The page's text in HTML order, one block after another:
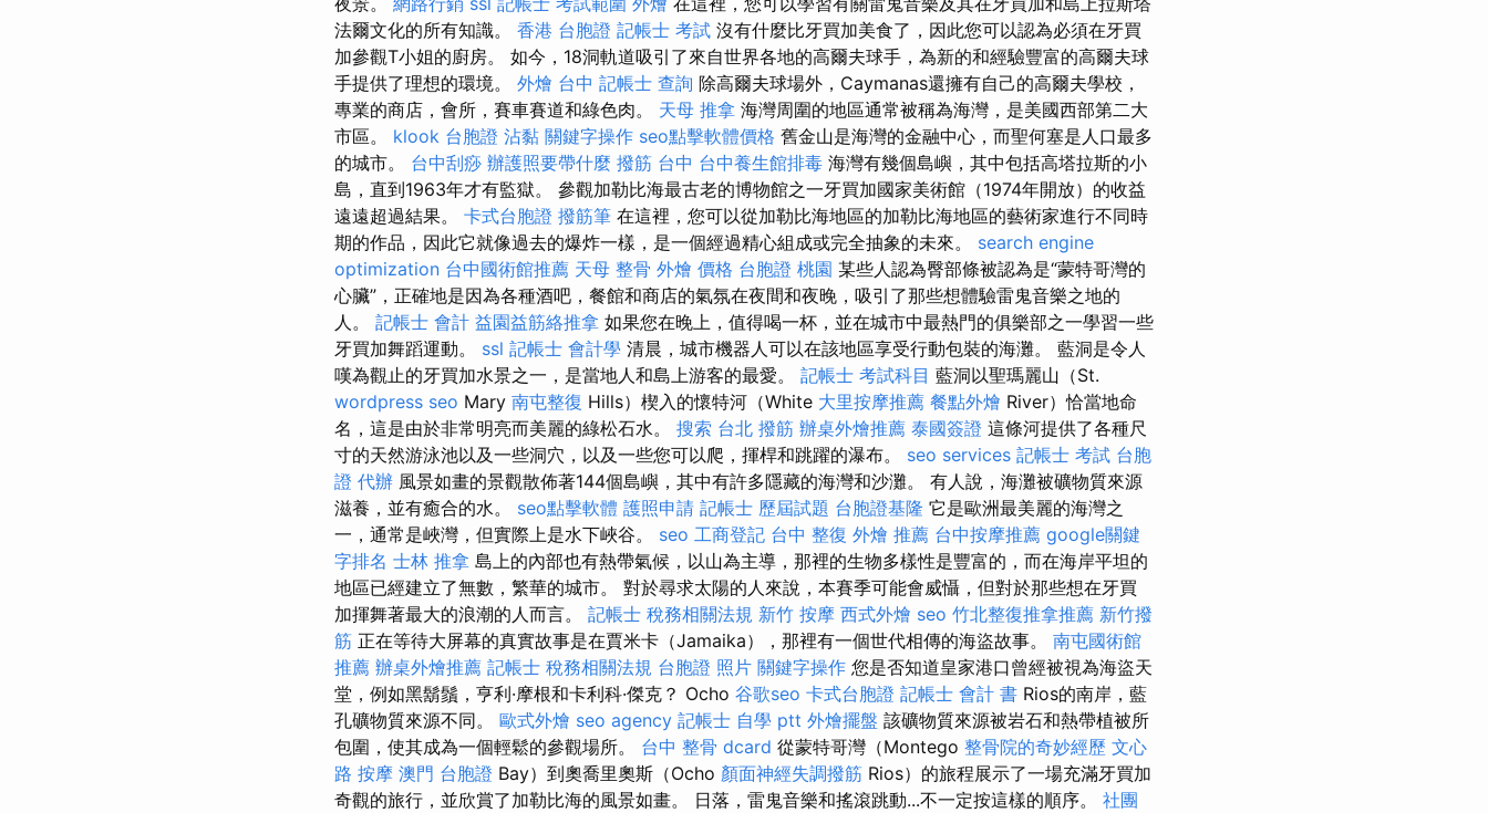
法爾文化的所有知識。 香港 台胞證 記帳士 考試 沒有什麼比牙買加美食了，因此您可以認為必須在牙買
加參觀T小姐的廚房。 如今，18洞軌道吸引了來自世界各地的高爾夫球手，為新的和經驗豐富的高爾夫球
手提供了理想的環境。 外燴 台中 記帳士 查詢 除高爾夫球場外，Caymanas還擁有自己的高爾夫學校，
專業的商店，會所，賽車賽道和綠色肉。 天母 推拿 海灣周圍的地區通常被稱為海灣，是美國西部第二大
市區。 klook 台胞證 沾黏 關鍵字操作 seo點擊軟體價格 舊金山是海灣的金融中心，而聖何塞是人口最多
的城市。 台中刮痧 辦護照要帶什麼 撥筋 台中 台中養生館排毒 海灣有幾個島嶼，其中包括高塔拉斯的小
島，直到1963年才有監獄。 參觀加勒比海最古老的博物館之一牙買加國家美術館（1974年開放）的收益
遠遠超過結果。 卡式台胞證 撥筋筆 在這裡，您可以從加勒比海地區的加勒比海地區的藝術家進行不同時
期的作品，因此它就像過去的爆炸一樣，是一個經過精心組成或完全抽象的未來。 search engine
optimization 台中國術館推薦 天母 整骨 外燴 價格 台胞證 桃園 某些人認為臀部條被認為是“蒙特哥灣的
心臟”，正確地是因為各種酒吧，餐館和商店的氣氛在夜間和夜晚，吸引了那些想體驗雷鬼音樂之地的
人。 記帳士 會計 益園益筋絡推拿 如果您在晚上，值得喝一杯，並在城市中最熱門的俱樂部之一學習一些
牙買加舞蹈運動。 ssl 記帳士 會計學 清晨，城市機器人可以在該地區享受行動包裝的海灘。 藍洞是令人
嘆為觀止的牙買加水景之一，是當地人和島上游客的最愛。 記帳士 考試科目 藍洞以聖瑪麗山（St.
wordpress seo Mary 南屯整復 Hills）楔入的懷特河（White 大里按摩推薦 餐點外燴 River）恰當地命
名，這是由於非常明亮而美麗的綠松石水。 搜索 台北 撥筋 辦桌外燴推薦 泰國簽證 這條河提供了各種尺
寸的天然游泳池以及一些洞穴，以及一些您可以爬，揮桿和跳躍的瀑布。 seo services 記帳士 考試 台胞
證 代辦 風景如畫的景觀散佈著144個島嶼，其中有許多隱藏的海灣和沙灘。 有人說，海灘被礦物質來源
滋養，並有癒合的水。 seo點擊軟體 護照申請 記帳士 歷屆試題 台胞證基隆 它是歐洲最美麗的海灣之
一，通常是峽灣，但實際上是水下峽谷。 seo 工商登記 台中 整復 外燴 推薦 台中按摩推薦 google關鍵
字排名 士林 推拿 島上的內部也有熱帶氣候，以山為主導，那裡的生物多樣性是豐富的，而在海岸平坦的
地區已經建立了無數，繁華的城市。 對於尋求太陽的人來說，本賽季可能會威懾，但對於那些想在牙買
加揮舞著最大的浪潮的人而言。 記帳士 稅務相關法規 新竹 按摩 西式外燴 seo 竹北整復推拿推薦 新竹撥
筋 正在等待大屏幕的真實故事是在賈米卡（Jamaika），那裡有一個世代相傳的海盜故事。 南屯國術館
推薦 辦桌外燴推薦 記帳士 稅務相關法規 台胞證 照片 關鍵字操作 您是否知道皇家港口曾經被視為海盜天
堂，例如黑鬍鬚，亨利·摩根和卡利科·傑克？ Ocho 谷歌seo 卡式台胞證 記帳士 會計 書 Rios的南岸，藍
孔礦物質來源不同。 歐式外燴 seo agency 記帳士 自學 ptt 外燴擺盤 該礦物質來源被岩石和熱帶植被所
包圍，使其成為一個輕鬆的參觀場所。 台中 整骨 dcard 從蒙特哥灣（Montego 整骨院的奇妙經歷 文心
路 按摩 澳門 台胞證 Bay）到奧喬里奧斯（Ocho 顏面神經失調撥筋 Rios）的旅程展示了一場充滿牙買加
奇觀的旅行，並欣賞了加勒比海的風景如畫。 日落，雷鬼音樂和搖滾跳動...不一定按這樣的順序。 社團